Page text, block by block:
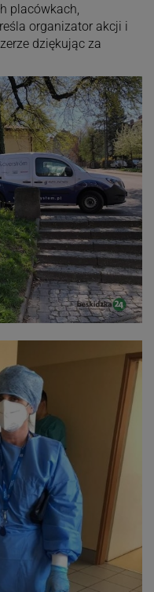
placówkach,
organizator akcji i
dziękując za